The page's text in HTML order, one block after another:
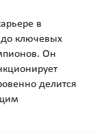
в
ключевых
Он
делится